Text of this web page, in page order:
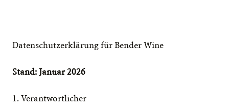
Datenschutzerklärung für Bender Wine
Stand: Januar 2026
1. Verantwortlicher